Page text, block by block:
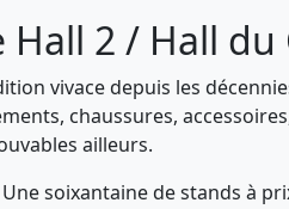
Hall 2 / Hall
vivace depuis les
chaussures,
ailleurs.
Une soixantaine de stands à